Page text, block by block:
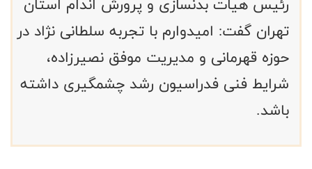
تهران گفت: امیدوارم با تجربه سلطانی نژاد در
حوزه قهرمانی و مدیریت موفق نصیرزاده،
شرایط فنی فدراسیون رشد چشمگیری داشته
باشد.